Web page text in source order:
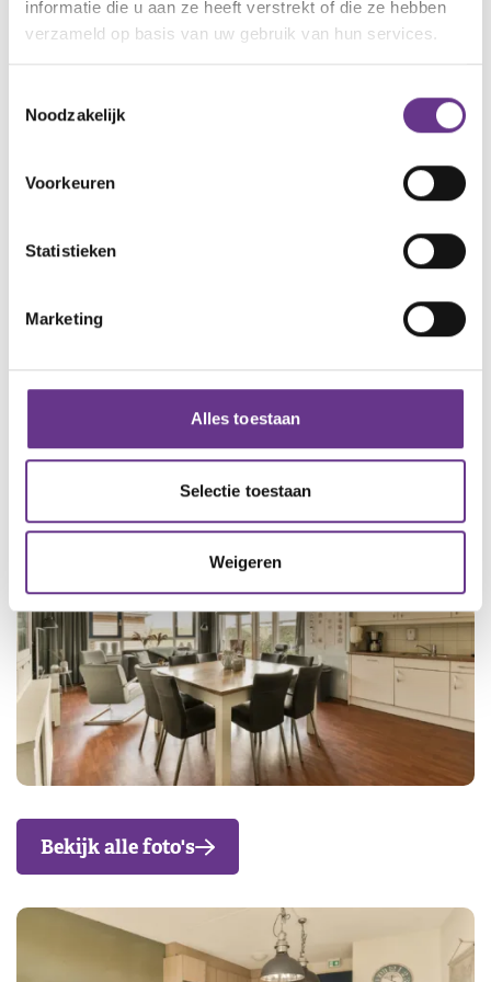
informatie die u aan ze heeft verstrekt of die ze hebben
verzameld op basis van uw gebruik van hun services.
Noodzakelijk
Voorkeuren
Statistieken
Marketing
Alles toestaan
Selectie toestaan
Weigeren
Philadelphia Top! of Goed helpt
laten halen'.
Bekijk alle foto's